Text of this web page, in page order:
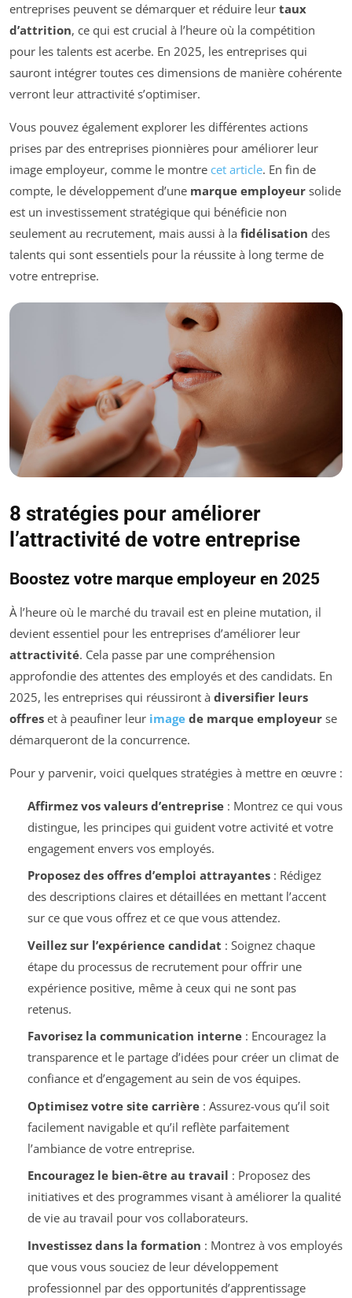
entreprises peuvent se démarquer et réduire leur taux
d’attrition, ce qui est crucial à l’heure où la compétition
pour les talents est acerbe. En 2025, les entreprises qui
sauront intégrer toutes ces dimensions de manière cohérente
verront leur attractivité s’optimiser.
Vous pouvez également explorer les différentes actions
prises par des entreprises pionnières pour améliorer leur
image employeur, comme le montre cet article. En fin de
compte, le développement d’une marque employeur solide
est un investissement stratégique qui bénéficie non
seulement au recrutement, mais aussi à la fidélisation des
talents qui sont essentiels pour la réussite à long terme de
votre entreprise.
8 stratégies pour améliorer
l’attractivité de votre entreprise
Boostez votre marque employeur en 2025
À l’heure où le marché du travail est en pleine mutation, il
devient essentiel pour les entreprises d’améliorer leur
attractivité. Cela passe par une compréhension
approfondie des attentes des employés et des candidats. En
2025, les entreprises qui réussiront à diversifier leurs
offres et à peaufiner leur image de marque employeur se
démarqueront de la concurrence.
Pour y parvenir, voici quelques stratégies à mettre en œuvre :
Affirmez vos valeurs d’entreprise: Montrez ce qui vous
distingue, les principes qui guident votre activité et votre
engagement envers vos employés.
Proposez des offres d’emploi attrayantes: Rédigez
des descriptions claires et détaillées en mettant l’accent
sur ce que vous offrez et ce que vous attendez.
Veillez sur l’expérience candidat : Soignez chaque
étape du processus de recrutement pour offrir une
expérience positive, même à ceux qui ne sont pas
retenus.
Favorisez la communication interne: Encouragez la
transparence et le partage d’idées pour créer un climat de
confiance et d’engagement au sein de vos équipes.
Optimisez votre site carrière: Assurez-vous qu’il soit
facilement navigable et qu’il reflète parfaitement
l’ambiance de votre entreprise.
Encouragez le bien-être au travail : Proposez des
initiatives et des programmes visant à améliorer la qualité
de vie au travail pour vos collaborateurs.
Investissez dans la formation : Montrez à vos employés
que vous vous souciez de leur développement
professionnel par des opportunités d’apprentissage